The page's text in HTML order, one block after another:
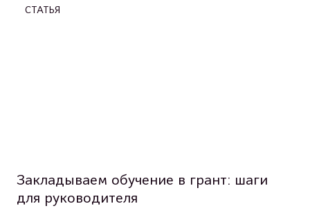
СТАТЬЯ
Закладываем обучение в грант: шаги
для руководителя